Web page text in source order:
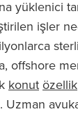
yüklenici
işler
offshore
konut özellik
Uzman